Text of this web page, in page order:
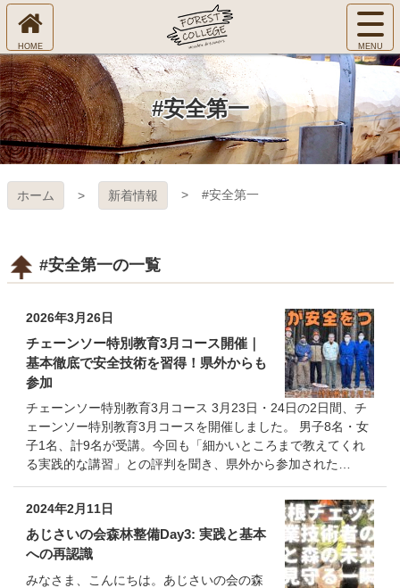
コ
テ
ン
ツ
本
文
へ
ス
プ
#安全第一
ホーム 新着情報 #安全第一
#安全第一の一覧
2026年3月26日
チェーンソー特別教育3月コース開催｜
基本徹底で安全技術を習得！県外からも
参加
チェーンソー特別教育3月コース 3月23日・24日の2日間、チ
ェーンソー特別教育3月コースを開催しました。 男子8名・女
子1名、計9名が受講。今回も「細かいところまで教えてくれ
る実践的な講習」との評判を聞き、県外から参加された…
2024年2月11日
あじさいの会森林整備Day3: 実践と基本
への再認識
みなさま、こんにちは。あじさいの会の森
㈱Ｆ
ＯＲ
ＥＳ
Ｔ Ｃ
ホ
ー
ム
へ
サ
イ
ト
ュ
ー
を
開